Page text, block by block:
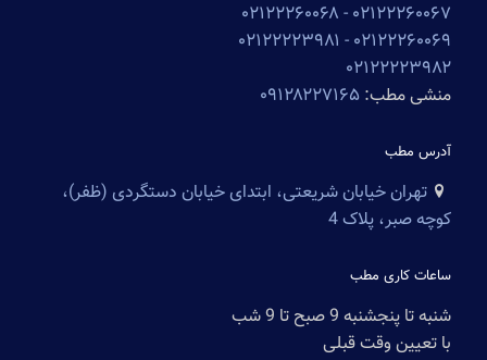
۰۲۱۲۲۲۶۰۰۶۷ - ۰۲۱۲۲۲۶۰۰۶۸
۰۲۱۲۲۲۶۰۰۶۹ - ۰۲۱۲۲۲۲۳۹۸۱
۰۲۱۲۲۲۲۳۹۸۲
منشی مطب: ۰۹۱۲۸۲۲۷۱۶۵
آدرس مطب
تهران خیابان شریعتی، ابتدای خیابان دستگردی (ظفر)،
کوچه صبر، پلاک 4
ساعات کاری مطب
شنبه تا پنجشنبه 9 صبح تا 9 شب
با تعیین وقت قبلی